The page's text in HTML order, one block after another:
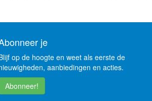
je
op de hoogte en weet als eerste de
aanbiedingen en acties.
Abonneer!